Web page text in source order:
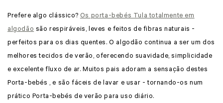
Prefere algo clássico? Os porta-bebés Tula totalmente em
algodão são respiráveis, leves e feitos de fibras naturais -
perfeitos para os dias quentes. O algodão continua a ser um dos
melhores tecidos de verão, oferecendo suavidade, simplicidade
e excelente fluxo de ar. Muitos pais adoram a sensação destes
Porta-bebés , e são fáceis de lavar e usar - tornando-os num
prático Porta-bebés de verão para uso diário.